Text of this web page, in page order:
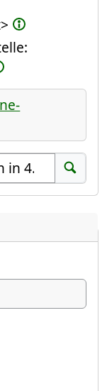
Suchen